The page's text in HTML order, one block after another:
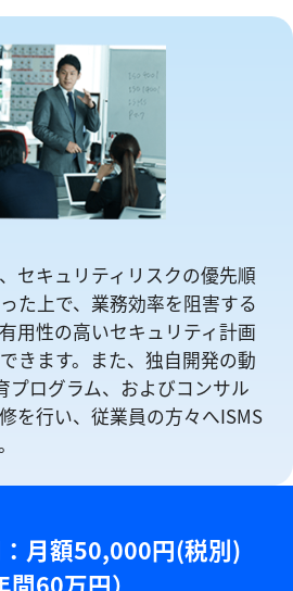
セキュリティリスクの優先順
た上で、業務効率を阻害する
⽤性の⾼いセキュリティ計画
きます。また、独自開発の動
プログラム、およびコンサル
を⾏い、従業員の方々へISMS
⽉額50,000円(税別)
間60万円）